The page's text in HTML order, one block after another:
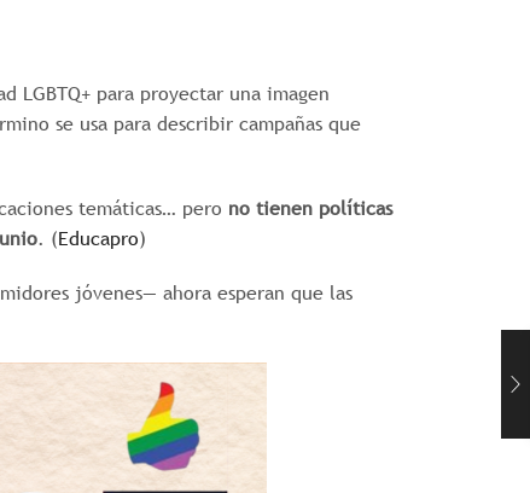
LGBTQ+ para proyectar una imagen
se usa para describir campañas que
temáticas… pero no tienen políticas
. (Educapro)
jóvenes— ahora esperan que las